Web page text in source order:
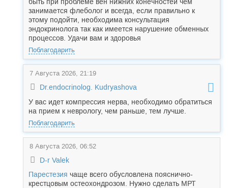
занимается флеболог и всегда, если правильно к
этому подойти, необходима консультация
эндокринолога так как имеется нарушение обменных
процессов. Удачи вам и здоровья
Поблагодарить
7 Августа 2026, 21:19
Dr.endocrinolog. Kudryashova
У вас идет компрессия нерва, необходимо обратиться
на прием к неврологу, чем раньше, тем лучше.
Поблагодарить
8 Августа 2026, 06:52
D-r Valek
Парестезия чаще всего обусловлена пояснично-
крестцовым остеохондрозом. Нужно сделать МРТ